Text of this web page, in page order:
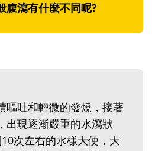
腹瀉有什麼不同呢?
嘔吐和輕微的發燒，接著
出現逐漸嚴重的水瀉狀
次左右的水樣大便，大